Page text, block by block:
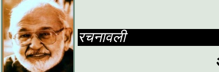
रचनावली